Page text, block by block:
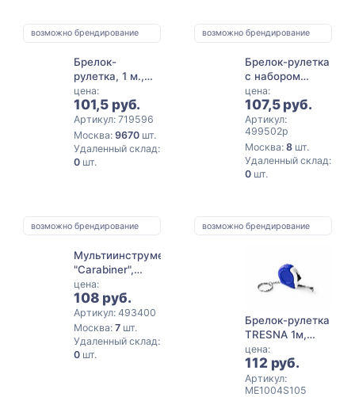
возможно брендирование
Брелок-
рулетка, 1 м.,
белый
цена:
101,5 руб.
Артикул: 719596
Москва: 9670шт.
Удаленный склад:
0шт.
возможно брендирование
Брелок-рулетка
с набором
отверток и
фонариком,
синий
цена:
107,5 руб.
Артикул:
499502p
Москва:8 шт.
Удаленный склад:
0 шт.
возможно брендирование
Мультиинструмент
"Carabiner",
серебристый
цена:
108 руб.
Артикул: 493400
Москва: 7шт.
Удаленный склад:
0шт.
возможно брендирование
Брелок-рулетка
TRESNA 1м,
королевский
синий
цена:
112 руб.
Артикул:
ME1004S105